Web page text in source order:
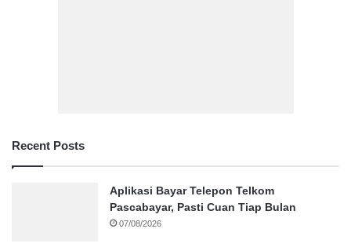
Recent Posts
Aplikasi Bayar Telepon Telkom
Pascabayar, Pasti Cuan Tiap Bulan
07/08/2026